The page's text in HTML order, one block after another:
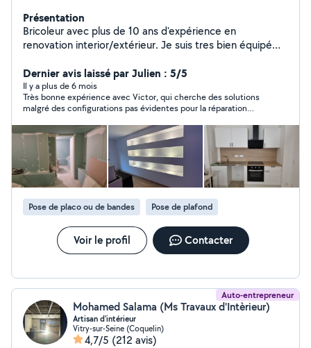
Présentation
Bricoleur avec plus de 10 ans d'expérience en
renovation interior/extérieur. Je suis tres bien équipé
travaux possible. Je suis disponible tout les jours sauf le
dimanche
Dernier avis laissé par Julien : 5/5
Il y a plus de 6 mois
Très bonne expérience avec Victor, qui cherche des solutions
malgré des configurations pas évidentes pour la réparation
Pose de placo ou de bandes Pose de plafond
Voir le profil Contacter
Auto-entrepreneur
Mohamed Salama (Ms Travaux d'Intèrieur)
Artisan d'intérieur
Vitry-sur-Seine (Coquelin)
4,7/5 (212 avis)